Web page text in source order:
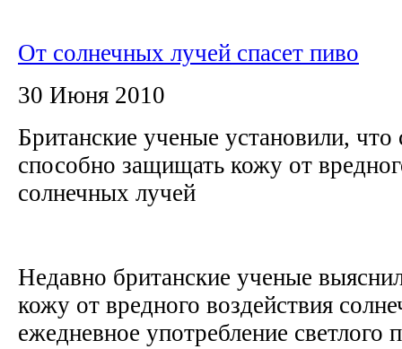
От солнечных лучей спасет пиво
30 Июня 2010
Британские ученые установили, что
способно защищать кожу от
солнечных лучей
Недавно британские ученые
кожу от вредного воздействия
ежедневное употребление светлого